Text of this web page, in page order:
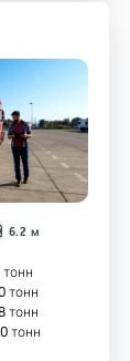
6.2 м
тонн
тонн
тонн